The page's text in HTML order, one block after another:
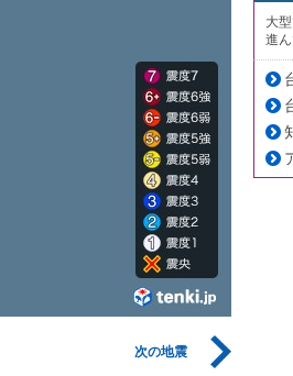
次の地震
大
進